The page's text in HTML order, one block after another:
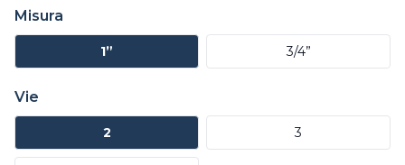
Misura
1” 3/4”
Vie
2 3